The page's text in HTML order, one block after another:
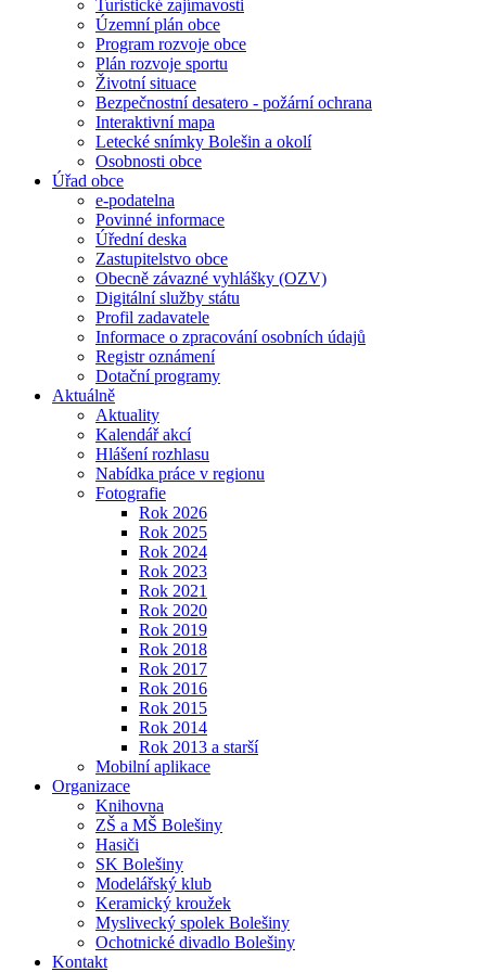
Turistické zajímavosti
Územní plán obce
Program rozvoje obce
Plán rozvoje sportu
Životní situace
Bezpečnostní desatero - požární ochrana
Interaktivní mapa
Letecké snímky Bolešin a okolí
Osobnosti obce
Úřad obce
e-podatelna
Povinné informace
Úřední deska
Zastupitelstvo obce
Obecně závazné vyhlášky (OZV)
Digitální služby státu
Profil zadavatele
Informace o zpracování osobních údajů
Registr oznámení
Dotační programy
Aktuálně
Aktuality
Kalendář akcí
Hlášení rozhlasu
Nabídka práce v regionu
Fotografie
Rok 2026
Rok 2025
Rok 2024
Rok 2023
Rok 2021
Rok 2020
Rok 2019
Rok 2018
Rok 2017
Rok 2016
Rok 2015
Rok 2014
Rok 2013 a starší
Mobilní aplikace
Organizace
Knihovna
ZŠ a MŠ Bolešiny
Hasiči
SK Bolešiny
Modelářský klub
Keramický kroužek
Myslivecký spolek Bolešiny
Ochotnické divadlo Bolešiny
Kontakt